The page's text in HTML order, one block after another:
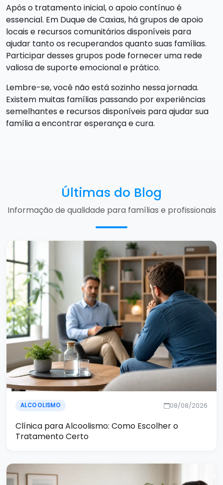
Após o tratamento inicial, o apoio contínuo é
essencial. Em Duque de Caxias, há grupos de apoio
locais e recursos comunitários disponíveis para
ajudar tanto os recuperandos quanto suas famílias.
Participar desses grupos pode fornecer uma rede
valiosa de suporte emocional e prático.
Lembre-se, você não está sozinho nessa jornada.
Existem muitas famílias passando por experiências
semelhantes e recursos disponíveis para ajudar sua
família a encontrar esperança e cura.
Últimas do Blog
Informação de qualidade para famílias e profissionais
ALCOOLISMO 08/08/2026
Clínica para Alcoolismo: Como Escolher o
Tratamento Certo